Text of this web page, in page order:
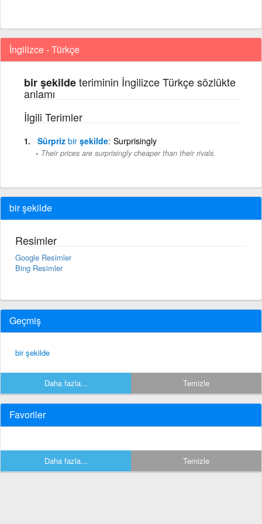
İngilizce - Türkçe
bir şekildeteriminin İngilizce Türkçe sözlükte
anlamı
İlgili Terimler
Sürpriz bir şekilde Surprisingly
Their prices are surprisingly cheaper than their rivals.
bir şekilde
Resimler
Google Resimler
Bing Resimler
Geçmiş
bir şekilde
Daha fazla... Temizle
Favoriler
Daha fazla... Temizle